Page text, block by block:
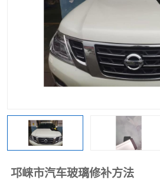
邛崃市汽车玻璃修补方法